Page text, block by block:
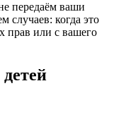
передаём ваши
случаев: когда это
прав или с вашего